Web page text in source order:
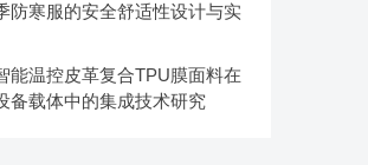
防寒服的安全舒适性设计与实
能温控皮革复合TPU膜面料在
备载体中的集成技术研究